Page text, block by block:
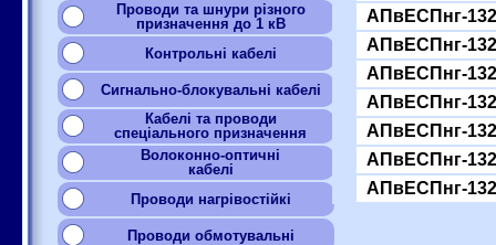
Проводи та шнури різного
призначення до 1 кВ
Контрольні кабелі
Сигнально-блокувальні кабелі
Кабелі та проводи
спеціального призначення
Волоконно-оптичні
кабелі
Проводи нагрівостійкі
Проводи обмотувальні
АПвЕСПнг-
АПвЕСПнг-
АПвЕСПнг-
АПвЕСПнг-
АПвЕСПнг-
АПвЕСПнг-
АПвЕСПнг-